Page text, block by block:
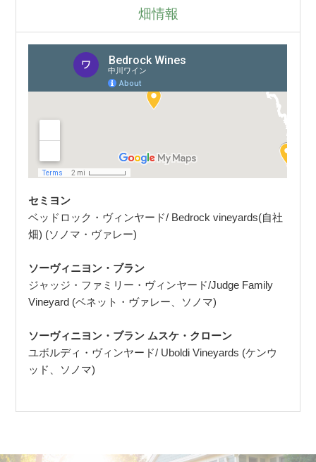
畑情報
セミヨン
ベッドロック・ヴィンヤード/ Bedrock vineyards(自社
畑) (ソノマ・ヴァレー)
ソーヴィニヨン・ブラン
ジャッジ・ファミリー・ヴィンヤード/Judge Family
Vineyard (ベネット・ヴァレー、ソノマ)
ソーヴィニヨン・ブラン ムスケ・クローン
ユボルディ・ヴィンヤード/ Uboldi Vineyards (ケンウ
ッド、ソノマ)